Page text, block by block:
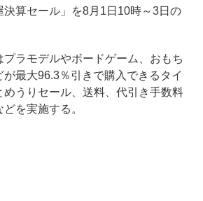
算セール」を8月1日10時～3日の
ラモデルやボードゲーム、おもち
が最大96.3％引きで購入できるタイ
めうりセール、送料、代引き手数料
を実施する。